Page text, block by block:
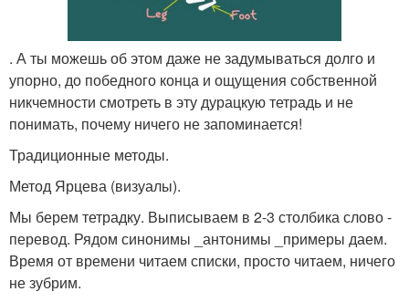
. А ты можешь об этом даже не задумываться долго и
упорно, до победного конца и ощущения собственной
никчемности смотреть в эту дурацкую тетрадь и не
понимать, почему ничего не запоминается!
Традиционные методы.
Метод Ярцева (визуалы).
Мы берем тетрадку. Выписываем в 2-3 столбика слово -
перевод. Рядом синонимы _антонимы _примеры даем.
Время от времени читаем списки, просто читаем, ничего
не зубрим.